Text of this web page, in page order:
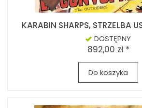
KARABIN SHARPS, STRZELBA
DOSTĘPNY
892,00 zł *
Do koszyka